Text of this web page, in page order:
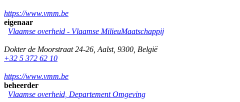
https://www.vmm.be
eigenaar
Vlaamse overheid - Vlaamse MilieuMaatschappij
Dokter de Moorstraat 24-26 Aalst, 9300 België
+32 5 372 62 10
https://www.vmm.be
beheerder
Vlaamse overheid, Departement Omgeving